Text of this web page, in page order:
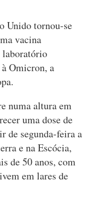
Unido tornou-se
vacina
laboratório
Omicron, a
numa altura em
uma dose de
de segunda-feira a
e na Escócia,
de 50 anos, com
em lares de